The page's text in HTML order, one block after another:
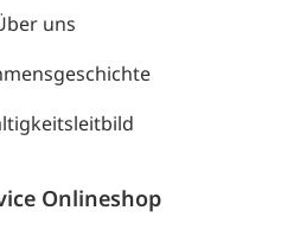
uns
Onlineshop